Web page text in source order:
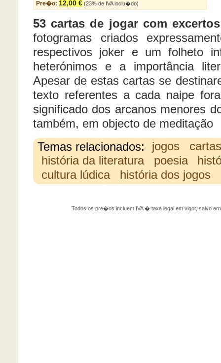
Pre�o: 12,00 € (23% de IVA inclu�do)
53 cartas de jogar com
fotogramas criados
respectivos joker e um folheto
heterónimos e a importância
Apesar de estas cartas se
texto referentes a cada naipe
significado dos arcanos menores
também, em objecto de meditação
Temas relacionados:
jogos
história da literatura
poesia
cultura lúdica
história dos jogos
Todos os pre�os incluem IVA � taxa legal em vigor, salvo